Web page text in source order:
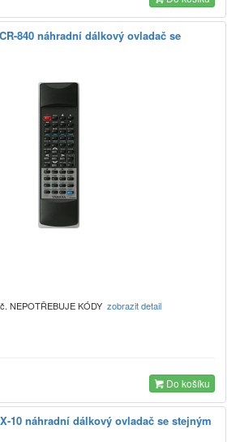
840 náhradní dálkový ovladač se
NEPOTŘEBUJE KÓDY zobrazit detail
Do košíku
10 náhradní dálkový ovladač se stejným